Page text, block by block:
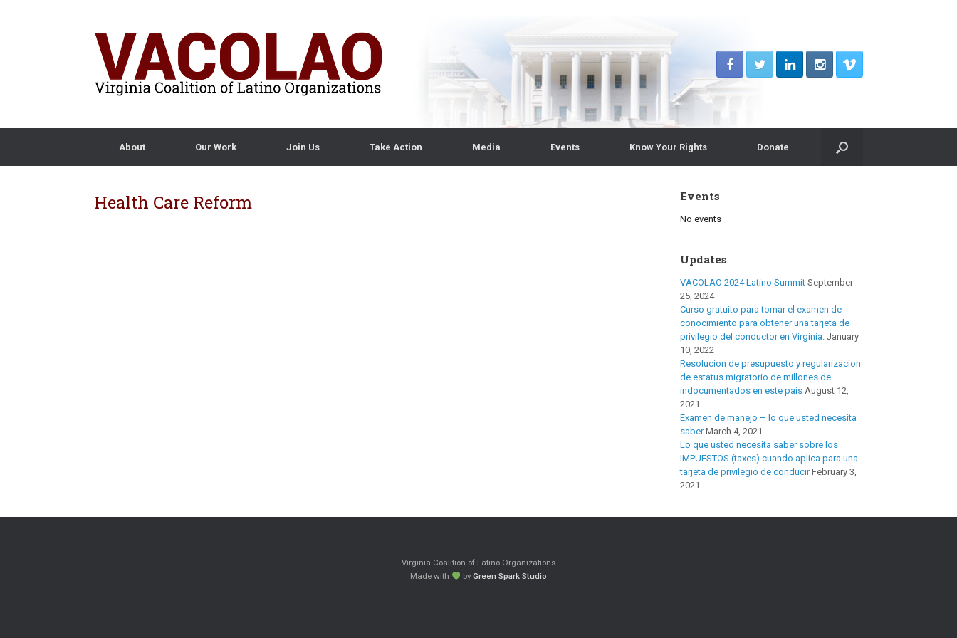
About Our Work Join Us Take Action Media Events Know Your Rights Donate
Health Care Reform Events
No events
Updates
VACOLAO 2024 Latino Summit September
25, 2024
Curso gratuito para tomar el examen de
conocimiento para obtener una tarjeta de
privilegio del conductor en Virginia. January
10, 2022
Resolucion de presupuesto y regularizacion
de estatus migratorio de millones de
indocumentados en este pais August 12,
2021
Examen de manejo – lo que usted necesita
saber March 4, 2021
Lo que usted necesita saber sobre los
IMPUESTOS (taxes) cuando aplica para una
tarjeta de privilegio de conducir February 3,
2021
Virginia Coalition of Latino Organizations
Made with
byGreen Spark Studio